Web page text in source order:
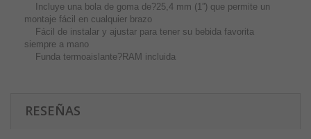
Incluye una bola de goma de?25,4 mm (1”) que permite un
montaje fácil en cualquier brazo
Fácil de instalar y ajustar para tener su bebida favorita
siempre a mano
Funda termoaislante?RAM incluida
RESEÑAS